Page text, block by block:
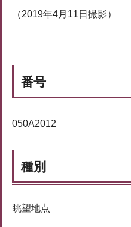
（2019年4月11日撮影）
番号
050A2012
種別
眺望地点